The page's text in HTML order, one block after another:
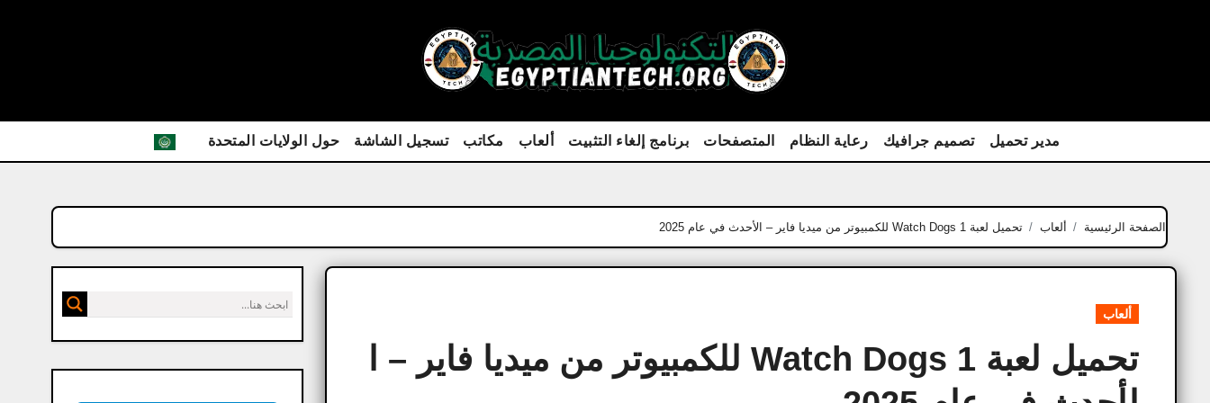
مدير تحميل تصميم جرافيك رعاية النظام المتصفحات برنامج إلغاء التثبيت ألعاب مكاتب تسجيل الشاشة حول الولايات المتحدة
الصفحة الرئيسية ألعاب تحميل لعبة Watch Dogs 1 للكمبيوتر من ميديا فاير – الأحدث في عام 2025
ألعاب
تحميل لعبة Watch Dogs 1 للكمبيوتر من ميديا فاير – ا